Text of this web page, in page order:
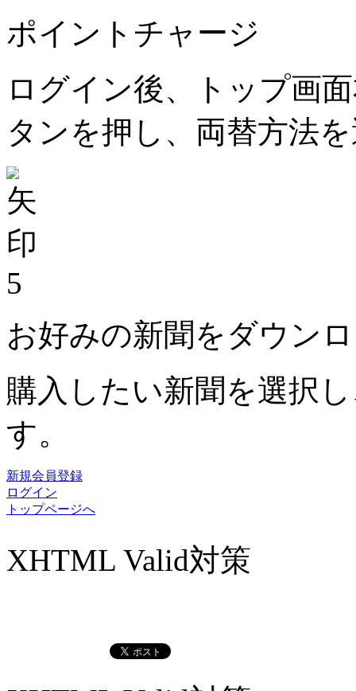
ポイントチャージ
ログイン後、トップ画
タンを押し、両替方法
5
お好みの新聞をダウン
購入したい新聞を選択
す。
新規会員登録
ログイン
トップページへ
XHTML Valid対策